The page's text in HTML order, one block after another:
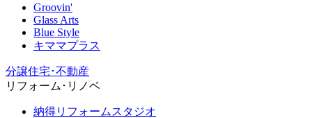
Groovin'
Glass Arts
Blue Style
キママプラス
分譲住宅･不動産
リフォーム･リノベ
納得リフォームスタジオ